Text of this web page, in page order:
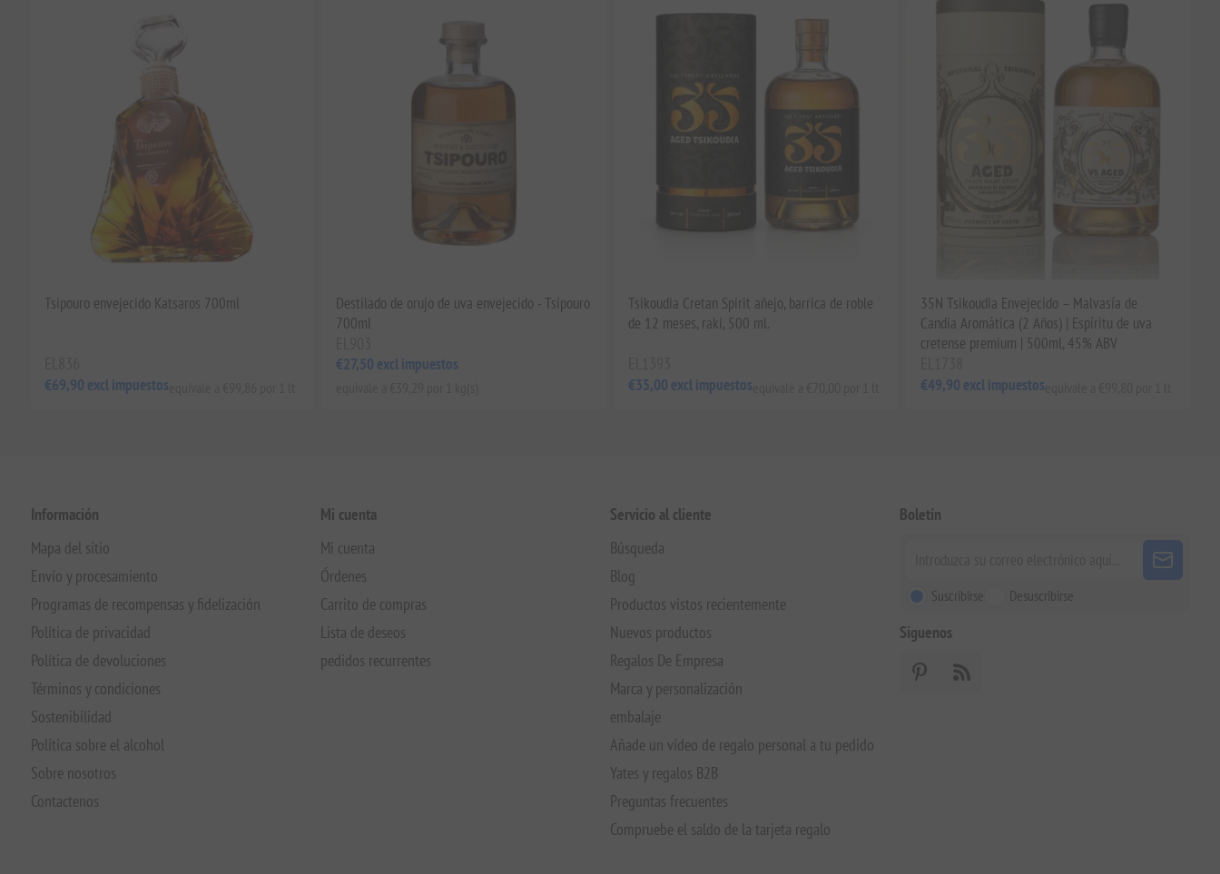
Tsipouro envejecido Katsaros 700ml
€69,90 excl impuestos
Destilado de orujo de uva envejecido - Tsipouro
700ml
€27,50 excl impuestos
Tsikoudia Cretan Spirit añejo, barrica de roble
de 12 meses, raki, 500 ml.
€35,00 excl impuestos
35N Tsikoudia Envejecido – Malvasía de
Candia Aromática (2 Años) | Espíritu de uva
cretense premium | 500ml, 45% ABV
€49,90 excl impuestos
Información
Mapa del sitio
Envío y procesamiento
Programas de recompensas y fidelización
Política de privacidad
Política de devoluciones
Términos y condiciones
Sostenibilidad
Política sobre el alcohol
Sobre nosotros
Contactenos
Mi cuenta
Mi cuenta
Órdenes
Carrito de compras
Lista de deseos
pedidos recurrentes
Servicio al cliente
Búsqueda
Blog
Productos vistos recientemente
Nuevos productos
Regalos De Empresa
Marca y personalización
embalaje
Añade un vídeo de regalo personal a tu pedido
Yates y regalos B2B
Preguntas frecuentes
Compruebe el saldo de la tarjeta regalo
Boletín
Suscribirse Desuscribirse
Siguenos